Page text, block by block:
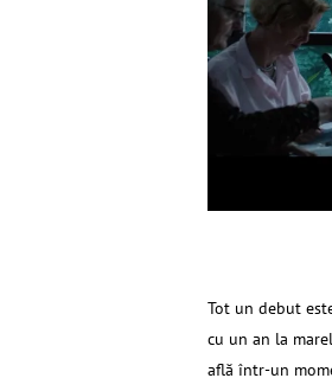
Tot un debut
cu un an la
află într-un